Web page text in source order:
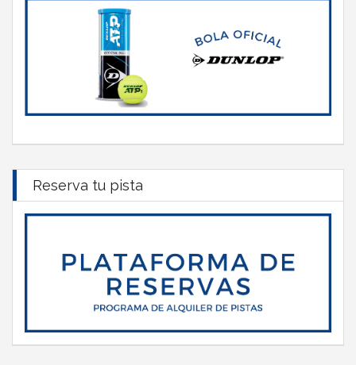
Reserva tu pista